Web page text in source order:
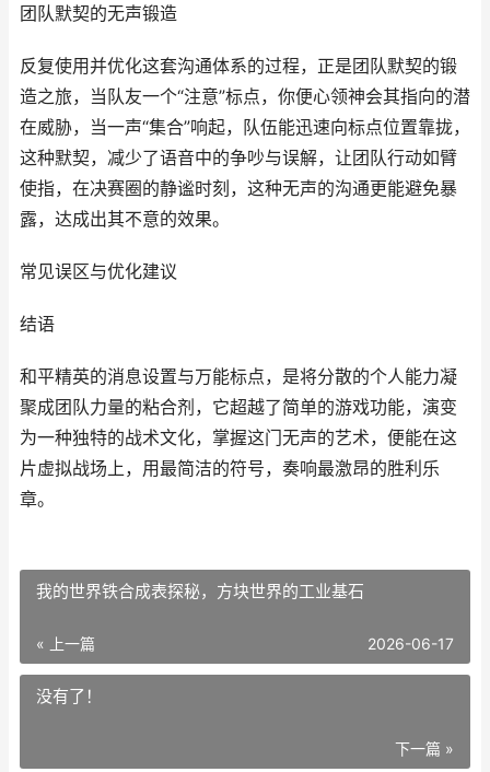
团队默契的无声锻造
反复使用并优化这套沟通体系的过程，正是团队默契的锻
造之旅，当队友一个“注意”标点，你便心领神会其指向的潜
在威胁，当一声“集合”响起，队伍能迅速向标点位置靠拢，
这种默契，减少了语音中的争吵与误解，让团队行动如臂
使指，在决赛圈的静谧时刻，这种无声的沟通更能避免暴
露，达成出其不意的效果。
常见误区与优化建议
结语
和平精英的消息设置与万能标点，是将分散的个人能力凝
聚成团队力量的粘合剂，它超越了简单的游戏功能，演变
为一种独特的战术文化，掌握这门无声的艺术，便能在这
片虚拟战场上，用最简洁的符号，奏响最激昂的胜利乐
章。
我的世界铁合成表探秘，方块世界的工业基石
« 上一篇 2026-06-17
没有了！
下一篇 »